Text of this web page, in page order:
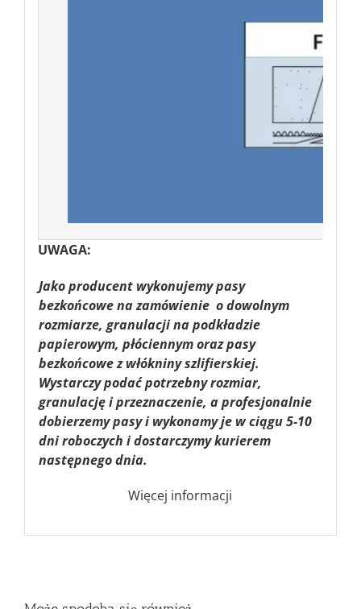
UWAGA:
Jako producent wykonujemy pasy
bezkońcowe na zamówienie o dowolnym
rozmiarze, granulacji na podkładzie
papierowym, płóciennym oraz pasy
bezkońcowe z włókniny szlifierskiej.
Wystarczy podać potrzebny rozmiar,
granulację i przeznaczenie, a profesjonalnie
dobierzemy pasy i wykonamy je w ciągu 5-10
dni roboczych i dostarczymy kurierem
następnego dnia.
Więcej informacji